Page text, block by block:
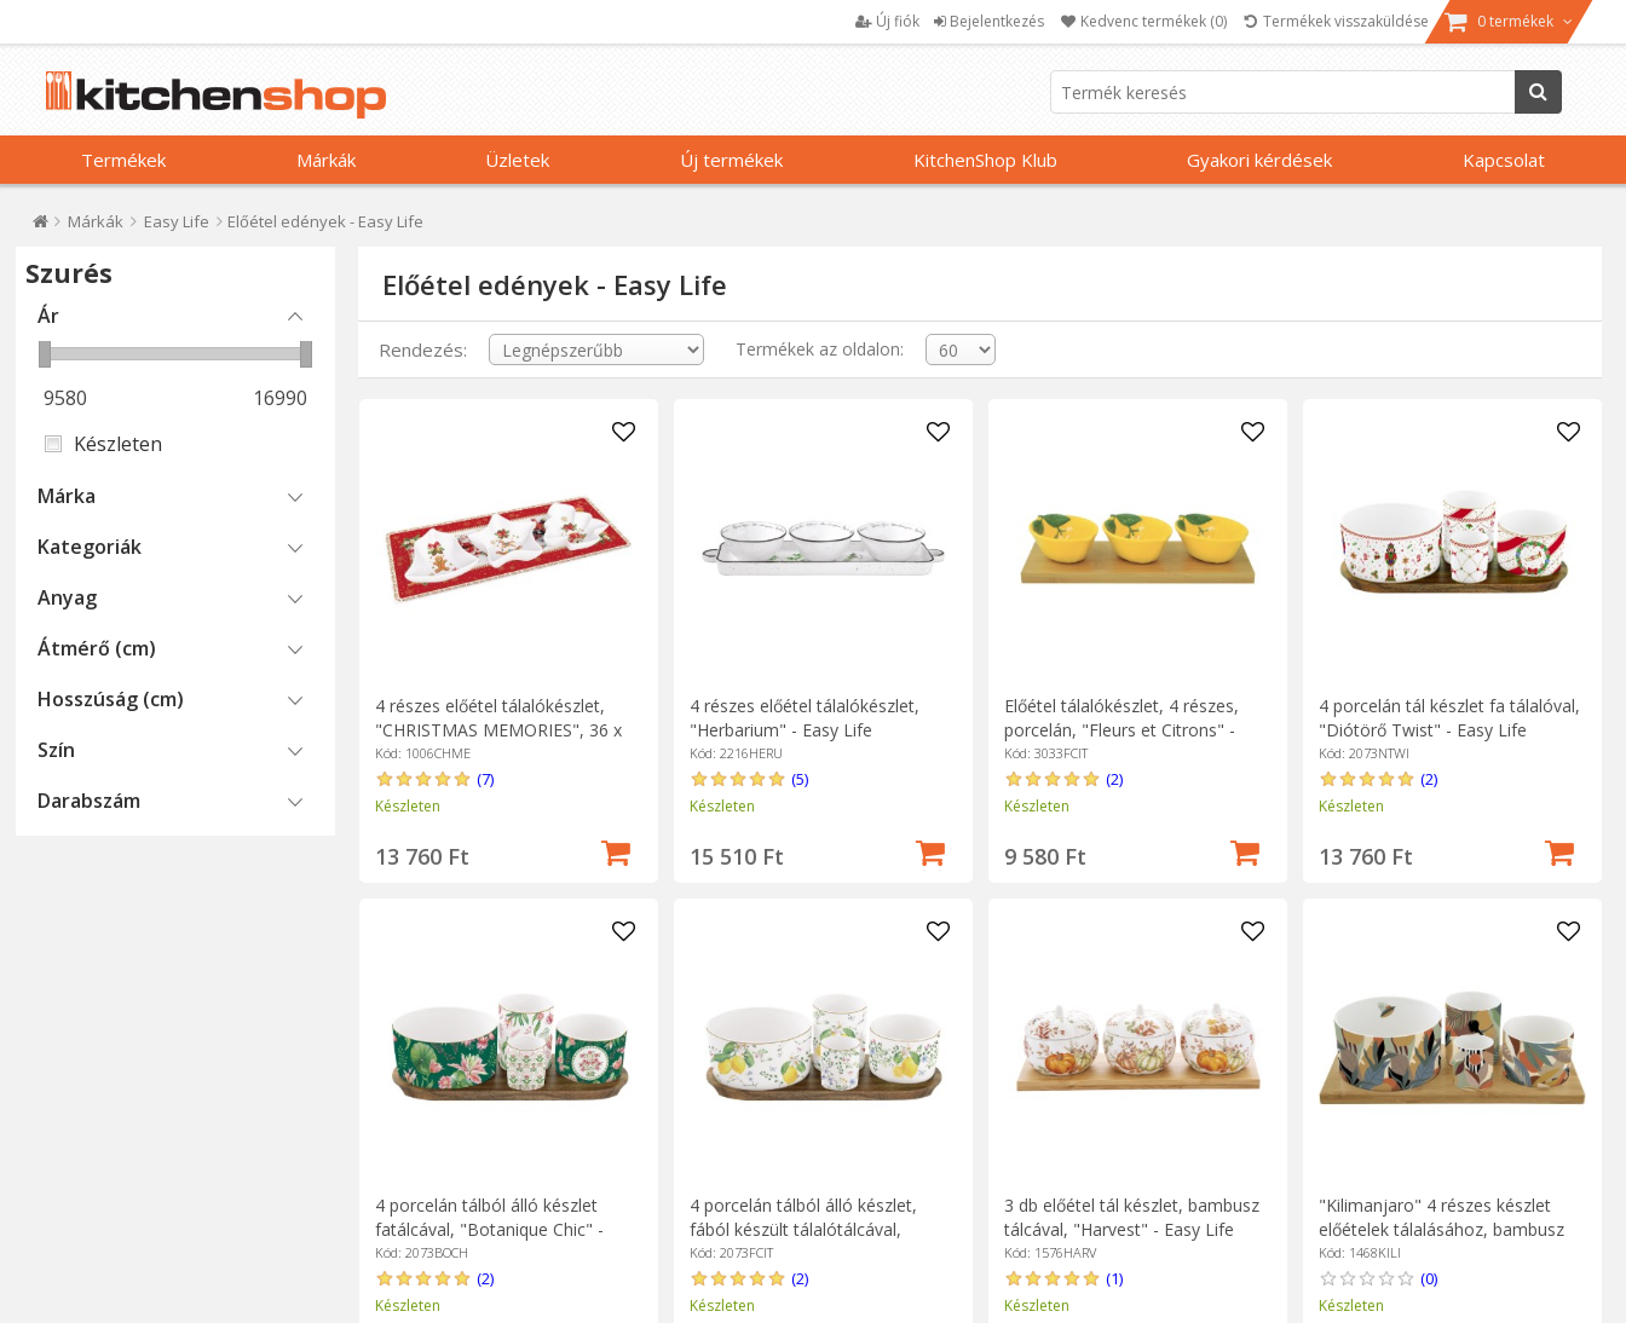
Új fiók Bejelentkezés Kedvenc termékek (0) Termékek visszaküldése 0 termékek
Termékek Márkák Üzletek Új termékek KitchenShop Klub Gyakori kérdések Kapcsolat
Márkák Easy Life Előétel edények - Easy Life
Szurés
Ár
9580
16990
Készleten
Márka
Kategoriák
Anyag
Átmérő (cm)
Hosszúság (cm)
Szín
Darabszám
Előétel edények - Easy Life
Rendezés: Termékek az oldalon:
4 részes előétel tálalókészlet,
"CHRISTMAS MEMORIES", 36 x
16 cm - Easy Life márka
Kód: 1006CHME
(7)
Készleten
13 760 Ft
4 részes előétel tálalókészlet,
"Herbarium" - Easy Life
Kód: 2216HERU
(5)
Készleten
15 510 Ft
Előétel tálalókészlet, 4 részes,
porcelán, "Fleurs et Citrons" -
Easy Life
Kód: 3033FCIT
(2)
Készleten
9 580 Ft
4 porcelán tál készlet fa tálalóval,
"Diótörő Twist" - Easy Life
Kód: 2073NTWI
(2)
Készleten
13 760 Ft
4 porcelán tálból álló készlet
fatálcával, "Botanique Chic" -
Easy Life
Kód: 2073BOCH
(2)
Készleten
4 porcelán tálból álló készlet,
fából készült tálalótálcával,
"Fleurs et Citrons" - Easy Life
Kód: 2073FCIT
(2)
Készleten
3 db előétel tál készlet, bambusz
tálcával, "Harvest" - Easy Life
Kód: 1576HARV
(1)
Készleten
"Kilimanjaro" 4 részes készlet
előételek tálalásához, bambusz
tartóval - Easy Life
Kód: 1468KILI
(0)
Készleten